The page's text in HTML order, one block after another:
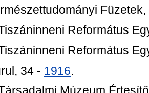
Református
Református
34 - 1916.